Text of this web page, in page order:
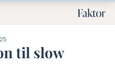
til slow